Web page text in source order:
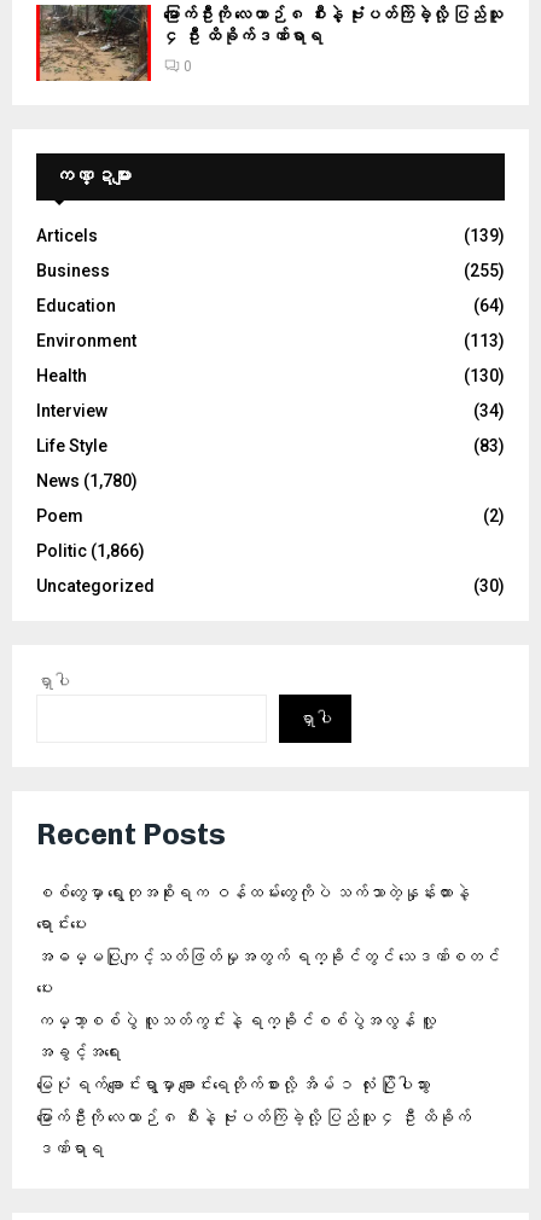
မြောက်ဦးကို လေယာဉ် ၈ စီးနဲ့ ဗုံးပတ်ကြဲခဲ့လို့ ပြည်သူ
၄ ဦး ထိခိုက်ဒဏ်ရာရ
0
ကဏ္ဍများ
Articels
(139)
Business
(255)
Education
(64)
Environment
(113)
Health
(130)
Interview
(34)
Life Style
(83)
News (1,780)
Poem
(2)
Politic (1,866)
Uncategorized
(30)
ရှာပါ
ရှာပါ
Recent Posts
စစ်တွေမှာ ရွေးတုအစိုးရက ဝန်ထမ်းတွေကိုပဲ သက်သာတဲ့နှုန်းထားနဲ့
ရောင်းပေး
အဓမ္မပြုကျင့်သတ်ဖြတ်မှုအတွက် ရက္ခိုင်တွင် သေဒဏ်စတင်
ပေး
ကမ္ဘာ့စစ်ပွဲ လူသတ်ကွင်းနဲ့ ရက္ခိုင်စစ်ပွဲအလွန် လူ့
အခွင့်အရေး
မြေပုံ ရက်ချောင်းရွာမှာ ချောင်းရေတိုက်စားလို့ အိမ် ၁ လုံး ပြိုပါသွား
မြောက်ဦးကို လေယာဉ် ၈ စီးနဲ့ ဗုံးပတ်ကြဲခဲ့လို့ ပြည်သူ ၄ ဦး ထိခိုက်
ဒဏ်ရာရ